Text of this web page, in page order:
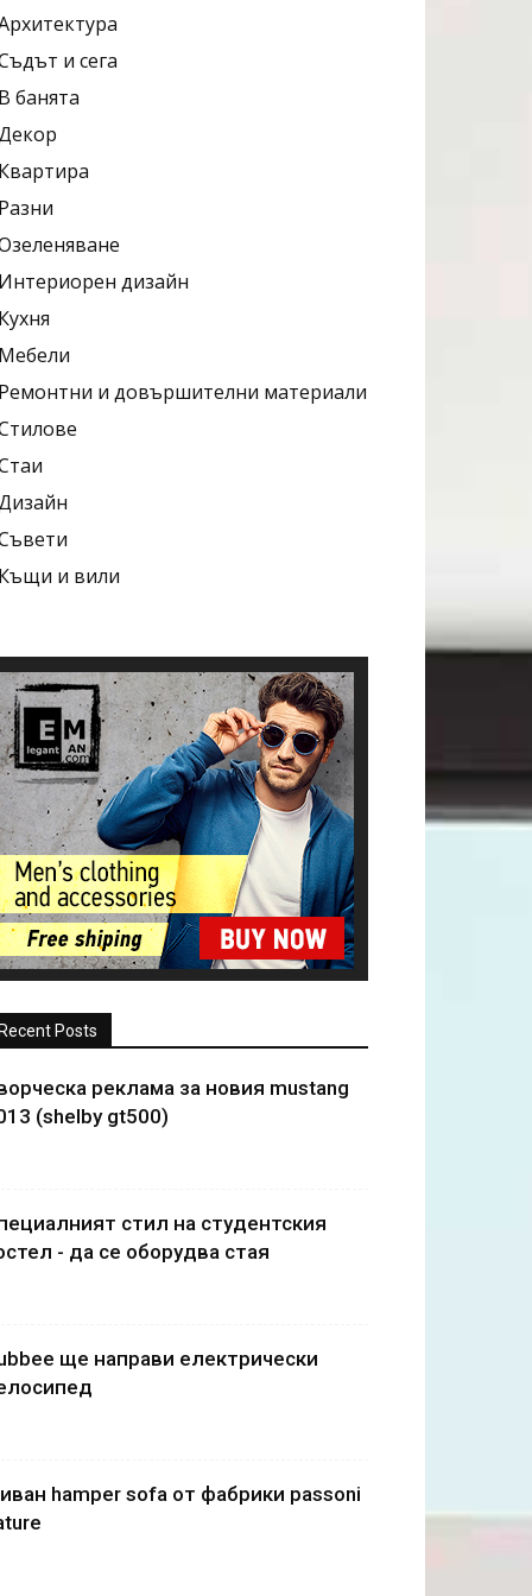
и сега
банята
дизайн
и довършителни материали
и вили
Posts
реклама за новия mustang
(shelby gt500)
стил на студентския
- да се оборудва стая
ще направи електрически
hamper sofa от фабрики passoni